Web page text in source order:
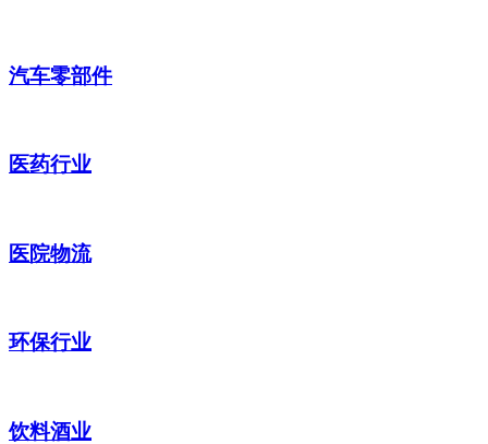
汽车零部件
医药行业
医院物流
环保行业
饮料酒业